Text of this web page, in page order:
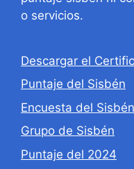
o servicios.
Descargar el
Puntaje del Sisbén
Encuesta del Sisbén
Grupo de Sisbén
Puntaje del 2024